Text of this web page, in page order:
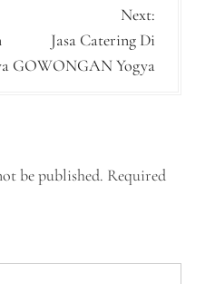
Next:
Jasa Catering Di
GOWONGAN Yogya
be published. Required